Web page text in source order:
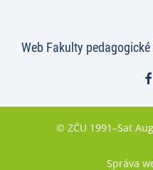
Web Fakulty pedagogické
© ZČU 1991–Sat
Správa